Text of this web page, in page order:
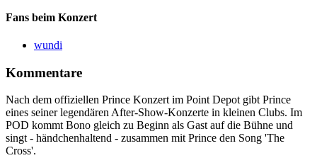
Fans beim Konzert
wundi
Kommentare
Nach dem offiziellen Prince Konzert im Point Depot gibt Prince
eines seiner legendären After-Show-Konzerte in kleinen Clubs. Im
POD kommt Bono gleich zu Beginn als Gast auf die Bühne und
singt - händchenhaltend - zusammen mit Prince den Song 'The
Cross'.